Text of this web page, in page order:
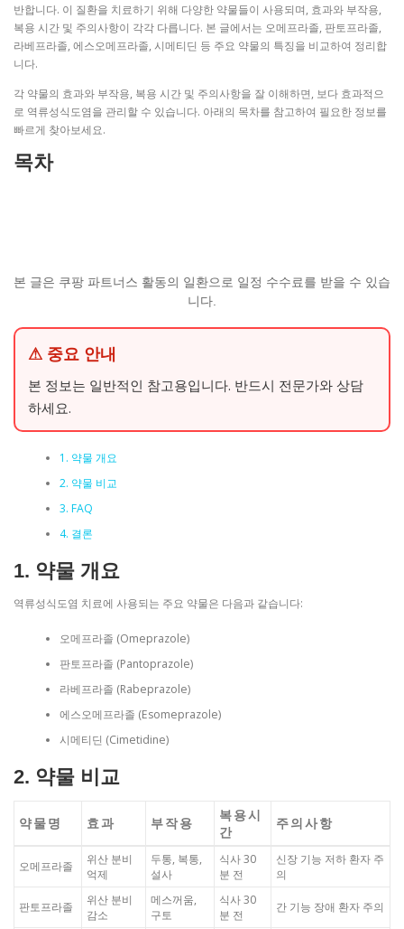
반합니다. 이 질환을 치료하기 위해 다양한 약물들이 사용되며, 효과와 부작용,
복용 시간 및 주의사항이 각각 다릅니다. 본 글에서는 오메프라졸, 판토프라졸,
라베프라졸, 에스오메프라졸, 시메티딘 등 주요 약물의 특징을 비교하여 정리합
니다.
각 약물의 효과와 부작용, 복용 시간 및 주의사항을 잘 이해하면, 보다 효과적으
로 역류성식도염을 관리할 수 있습니다. 아래의 목차를 참고하여 필요한 정보를
빠르게 찾아보세요.
목차
본 글은 쿠팡 파트너스 활동의 일환으로 일정 수수료를 받을 수 있습
니다.
⚠ 중요 안내
본 정보는 일반적인 참고용입니다. 반드시 전문가와 상담
하세요.
1. 약물 개요
2. 약물 비교
3. FAQ
4. 결론
1. 약물 개요
역류성식도염 치료에 사용되는 주요 약물은 다음과 같습니다:
오메프라졸 (Omeprazole)
판토프라졸 (Pantoprazole)
라베프라졸 (Rabeprazole)
에스오메프라졸 (Esomeprazole)
시메티딘 (Cimetidine)
2. 약물 비교
약물명 효과 부작용
복용시
간
주의사항
오메프라졸
위산 분비
억제
두통, 복통,
설사
식사 30
분 전
신장 기능 저하 환자 주
의
판토프라졸
위산 분비
감소
메스꺼움,
구토
식사 30
분 전
간 기능 장애 환자 주의